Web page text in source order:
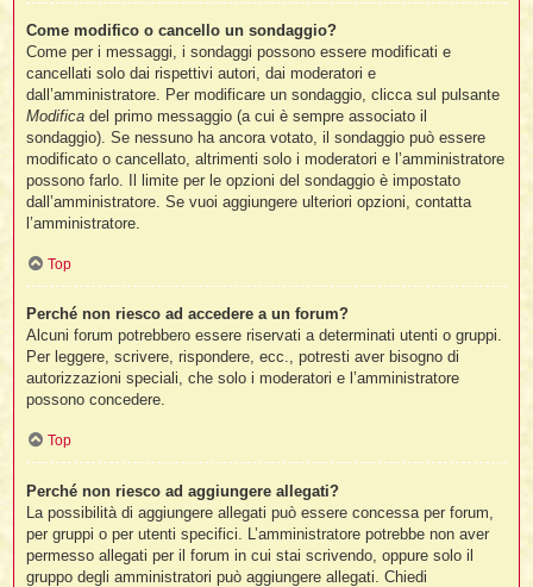
Come modifico o cancello un sondaggio?
Come per i messaggi, i sondaggi possono essere modificati e
cancellati solo dai rispettivi autori, dai moderatori e
dall’amministratore. Per modificare un sondaggio, clicca sul pulsante
Modifica del primo messaggio (a cui è sempre associato il
sondaggio). Se nessuno ha ancora votato, il sondaggio può essere
modificato o cancellato, altrimenti solo i moderatori e l’amministratore
possono farlo. Il limite per le opzioni del sondaggio è impostato
dall’amministratore. Se vuoi aggiungere ulteriori opzioni, contatta
l’amministratore.
Top
Perché non riesco ad accedere a un forum?
Alcuni forum potrebbero essere riservati a determinati utenti o gruppi.
Per leggere, scrivere, rispondere, ecc., potresti aver bisogno di
autorizzazioni speciali, che solo i moderatori e l’amministratore
possono concedere.
Top
Perché non riesco ad aggiungere allegati?
La possibilità di aggiungere allegati può essere concessa per forum,
per gruppi o per utenti specifici. L’amministratore potrebbe non aver
permesso allegati per il forum in cui stai scrivendo, oppure solo il
gruppo degli amministratori può aggiungere allegati. Chiedi